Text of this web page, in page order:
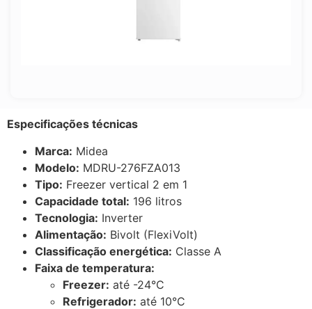
Especificações técnicas
Marca: Midea
Modelo: MDRU-276FZA013
Tipo: Freezer vertical 2 em 1
Capacidade total: 196 litros
Tecnologia: Inverter
Alimentação: Bivolt (FlexiVolt)
Classificação energética: Classe A
Faixa de temperatura:
Freezer: até -24°C
Refrigerador: até 10°C